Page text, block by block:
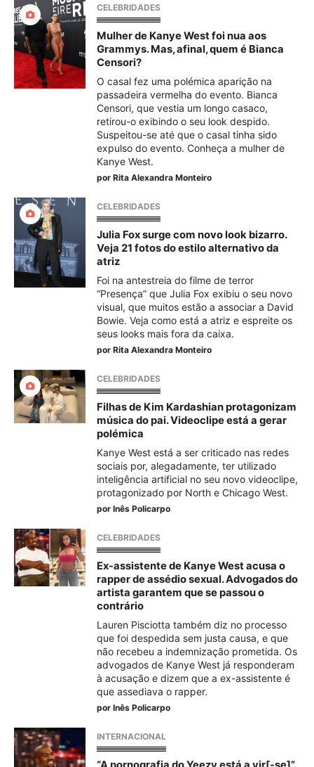
CELEBRIDADES
Mulher de Kanye West foi nua aos
Grammys. Mas, afinal, quem é Bianca
Censori?
O casal fez uma polémica aparição na
passadeira vermelha do evento. Bianca
Censori, que vestia um longo casaco,
retirou-o exibindo o seu look despido.
Suspeitou-se até que o casal tinha sido
expulso do evento. Conheça a mulher de
Kanye West.
por Rita Alexandra Monteiro
CELEBRIDADES
Julia Fox surge com novo look bizarro.
Veja 21 fotos do estilo alternativo da
atriz
Foi na antestreia do filme de terror
“Presença” que Julia Fox exibiu o seu novo
visual, que muitos estão a associar a David
Bowie. Veja como está a atriz e espreite os
seus looks mais fora da caixa.
por Rita Alexandra Monteiro
CELEBRIDADES
Filhas de Kim Kardashian protagonizam
música do pai. Videoclipe está a gerar
polémica
Kanye West está a ser criticado nas redes
sociais por, alegadamente, ter utilizado
inteligência artificial no seu novo videoclipe,
protagonizado por North e Chicago West.
por Inês Policarpo
CELEBRIDADES
Ex-assistente de Kanye West acusa o
rapper de assédio sexual. Advogados do
artista garantem que se passou o
contrário
Lauren Pisciotta também diz no processo
que foi despedida sem justa causa, e que
não recebeu a indemnização prometida. Os
advogados de Kanye West já responderam
à acusação e dizem que a ex-assistente é
que assediava o rapper.
por Inês Policarpo
INTERNACIONAL